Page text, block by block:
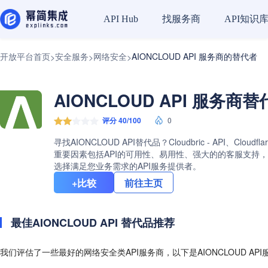
API Hub 找服务商 API知识库
开放平台首页>安全服务>网络安全>AIONCLOUD API 服务商的替代者
AIONCLOUD API 服务商替
评分 40/100 0
寻找AIONCLOUD API替代品？Cloudbric - API、
重要因素包括API的可用性、易用性、强大的的客服支持
选择满足您业务需求的API服务提供者。
+比较 前往主页
最佳AIONCLOUD API 替代品推荐
我们评估了一些最好的网络安全类API服务商，以下是AIONCLOUD API